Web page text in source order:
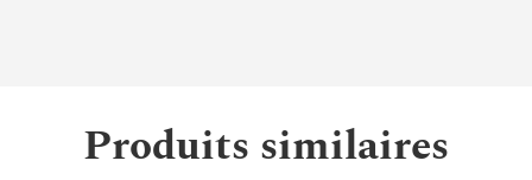
Produits similaires